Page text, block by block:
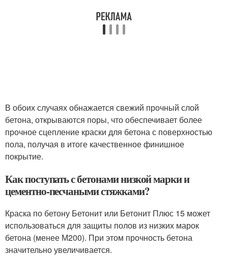
В обоих случаях обнажается свежий прочный слой
бетона, открываются поры, что обеспечивает более
прочное сцепление краски для бетона с поверхностью
пола, получая в итоге качественное финишное
покрытие.
Как поступать с бетонами низкой марки и
цементно-песчаными стяжками?
Краска по бетону Бетонит или Бетонит Плюс 15 может
использоваться для защиты полов из низких марок
бетона (менее М200). При этом прочность бетона
значительно увеличивается.